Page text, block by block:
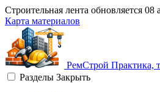
Строительная лента обновляется 08
Карта материалов
РемСтрой Практика,
Разделы Закрыть